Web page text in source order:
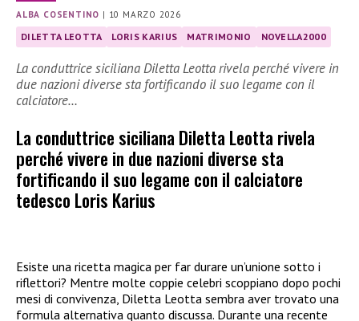
ALBA COSENTINO | 10 MARZO 2026
DILETTA LEOTTA LORIS KARIUS MATRIMONIO NOVELLA2000
La conduttrice siciliana Diletta Leotta rivela perché vivere in
due nazioni diverse sta fortificando il suo legame con il
calciatore…
La conduttrice siciliana Diletta Leotta rivela
perché vivere in due nazioni diverse sta
fortificando il suo legame con il calciatore
tedesco Loris Karius
Esiste una ricetta magica per far durare un’unione sotto i
riflettori? Mentre molte coppie celebri scoppiano dopo pochi
mesi di convivenza, Diletta Leotta sembra aver trovato una
formula alternativa quanto discussa. Durante una recente